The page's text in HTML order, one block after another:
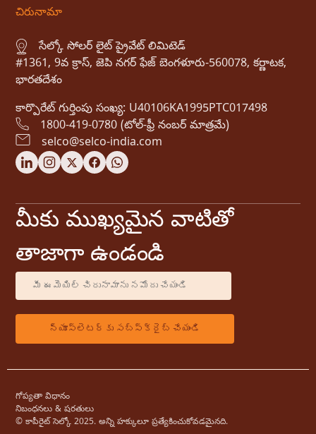
చిరునామా
సేల్కో సోలర్ లైట్ ప్రైవేట్ లిమిటెడ్
#1361, 9వ క్రాస్, జెపి నగర్ ఫేజ్ బెంగళూరు-560078, కర్ణాటక,
భారతదేశం
కార్పొరేట్ గుర్తింపు సంఖ్య: U40106KA1995PTC017498
1800-419-0780 (టోల్-ఫ్రీ నంబర్ మాత్రమే)
selco@selco-india.com
మీకు ముఖ్యమైన వాటితో
తాజాగా ఉండండి
గోప్యతా విధానం
నిబంధనలు & షరతులు
© కాపీరైట్ సెల్కో 2025. అన్ని హక్కులూ ప్రత్యేకించుకోవడమైనది.